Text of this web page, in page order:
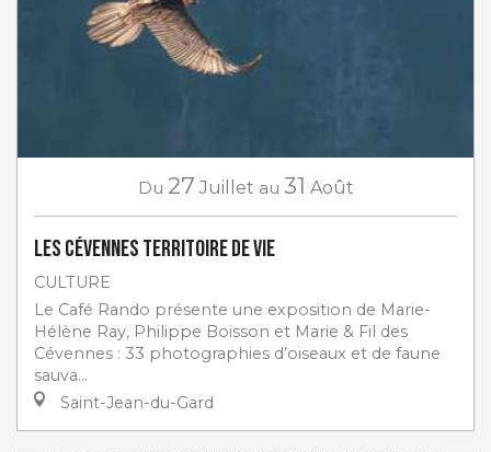
Du 27 Juillet au 31 Août
Les Cévennes territoire de vie
CULTURE
Le Café Rando présente une exposition de Marie-
Hélène Ray, Philippe Boisson et Marie & Fil des
Cévennes : 33 photographies d’oiseaux et de faune
sauva...
Saint-Jean-du-Gard